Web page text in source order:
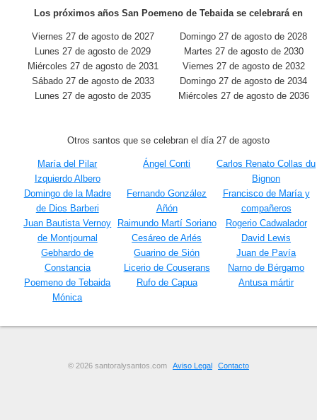
Los próximos años San Poemeno de Tebaida se celebrará en
Viernes 27 de agosto de 2027
Domingo 27 de agosto de 2028
Lunes 27 de agosto de 2029
Martes 27 de agosto de 2030
Miércoles 27 de agosto de 2031
Viernes 27 de agosto de 2032
Sábado 27 de agosto de 2033
Domingo 27 de agosto de 2034
Lunes 27 de agosto de 2035
Miércoles 27 de agosto de 2036
Otros santos que se celebran el día 27 de agosto
María del Pilar
Izquierdo Albero
Ángel Conti
Carlos Renato Collas du
Bignon
Domingo de la Madre
de Dios Barberi
Fernando González
Añón
Francisco de María y
compañeros
Juan Bautista Vernoy
de Montjournal
Raimundo Martí Soriano
Rogerio Cadwalador
Cesáreo de Arlés
David Lewis
Gebhardo de
Constancia
Guarino de Sión
Juan de Pavía
Licerio de Couserans
Narno de Bérgamo
Poemeno de Tebaida
Rufo de Capua
Antusa mártir
Mónica
© 2026 santoralysantos.com Aviso Legal Contacto